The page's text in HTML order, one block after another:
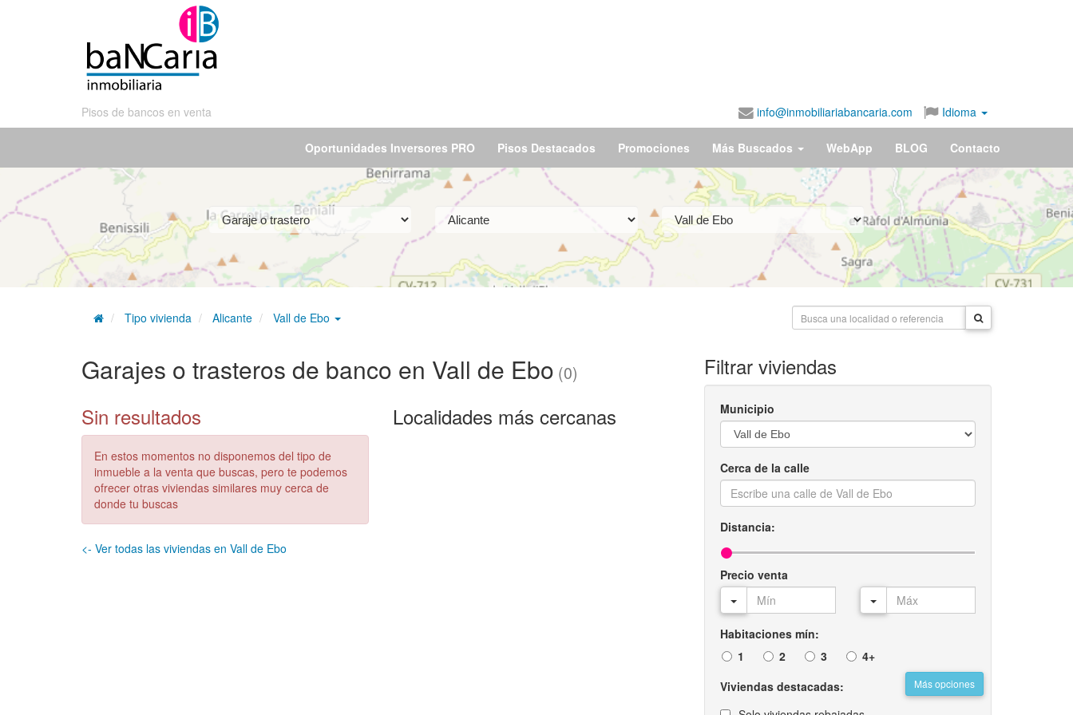
Pisos de bancos en venta info@inmobiliariabancaria.com Idioma
Oportunidades Inversores PRO Pisos Destacados Promociones Más Buscados WebApp BLOG Contacto
Tipo vivienda Alicante Vall de Ebo
Garajes o trasteros de banco en Vall de Ebo (0)
Sin resultados
En estos momentos no disponemos del tipo de
inmueble a la venta que buscas, pero te podemos
ofrecer otras viviendas similares muy cerca de
donde tu buscas
<- Ver todas las viviendas en Vall de Ebo
Localidades más cercanas
Filtrar viviendas
Municipio
Cerca de la calle
Distancia:
Precio venta
Habitaciones mín:
1
2 3 4+
Más opciones
Viviendas destacadas: